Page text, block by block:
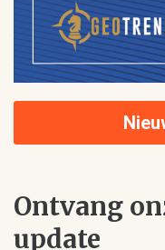
Ontvang
update